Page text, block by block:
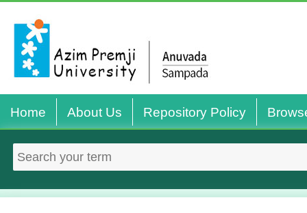
Home About Us Repository Policy